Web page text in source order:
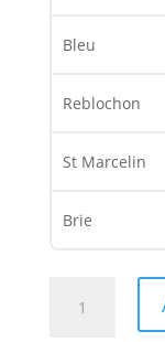
Bleu
Reblochon
St Marcelin
Brie